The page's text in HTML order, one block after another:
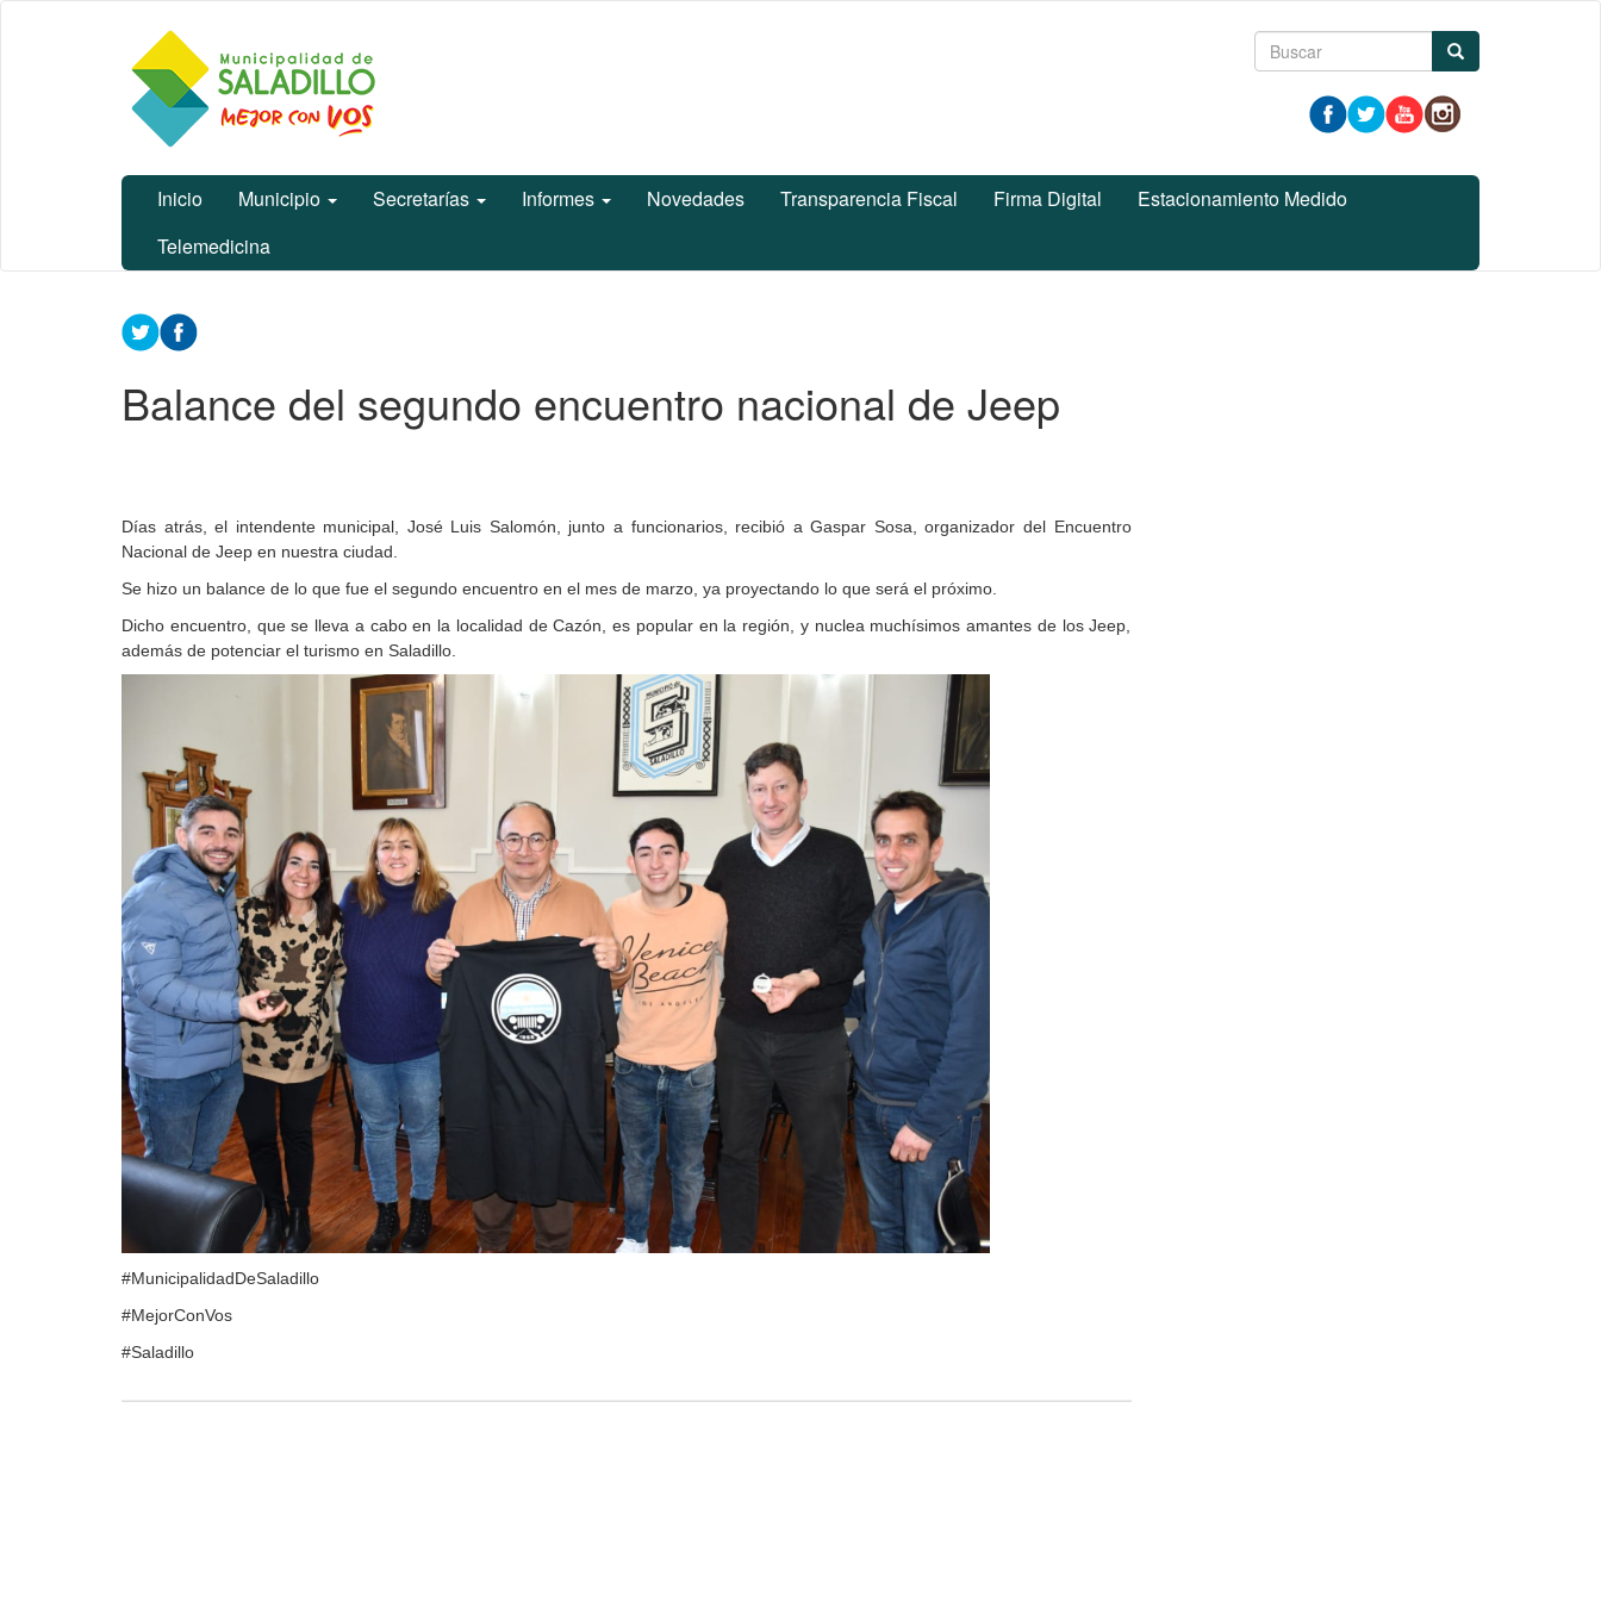
Municipalidad
de Saladillo
Formulario
búsqueda
Inicio Municipio Secretarías Informes Novedades Transparencia Fiscal Firma Digital
Estacionamiento Medido
Telemedicina
Contenido
principal
Balance del segundo encuentro nacional de Jeep
Días atrás, el intendente municipal, José Luis Salomón, junto a funcionarios, recibió a Gaspar Sosa, organizador del Encuentro
Nacional de Jeep en nuestra ciudad.
Se hizo un balance de lo que fue el segundo encuentro en el mes de marzo, ya proyectando lo que será el próximo.
Dicho encuentro, que se lleva a cabo en la localidad de Cazón, es popular en la región, y nuclea muchísimos amantes de los Jeep,
además de potenciar el turismo en Saladillo.
#MunicipalidadDeSaladillo
#MejorConVos
#Saladillo